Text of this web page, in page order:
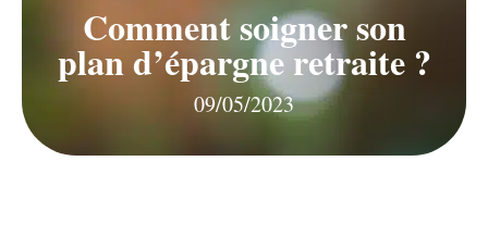
Comment soigner son
plan d’épargne retraite ?
09/05/2023